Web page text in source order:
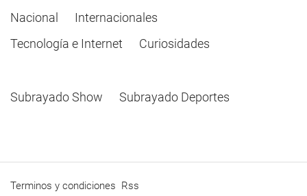
Nacional
Internacionales
Tecnología e Internet
Curiosidades
Subrayado Show Subrayado Deportes
Terminos y condiciones Rss